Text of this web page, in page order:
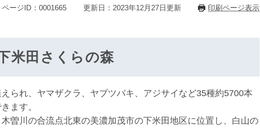
ページID：0001665 更新日：2023年12月27日更新 印刷ページ表示
米田さくらの森
られ、ヤマザクラ、ヤブツバキ、アジサイなど35種約5700本
ます。
曽川の合流点北東の美濃加茂市の下米田地区に位置し、白山の